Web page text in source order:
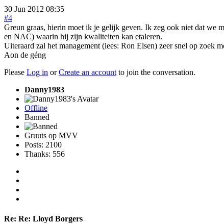
30 Jun 2012 08:35
#4
Greun graas, hierin moet ik je gelijk geven. Ik zeg ook niet dat we
en NAC) waarin hij zijn kwaliteiten kan etaleren.
Uiteraard zal het management (lees: Ron Elsen) zeer snel op zoek
Aon de géng
Please Log in orCreate an account to join the conversation.
Danny1983
Offline
Banned
Gruuts op MVV
Posts: 2100
Thanks: 556
Re: Re: Lloyd Borgers